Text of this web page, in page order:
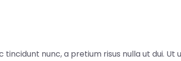
nunc, a pretium risus nulla ut dui.